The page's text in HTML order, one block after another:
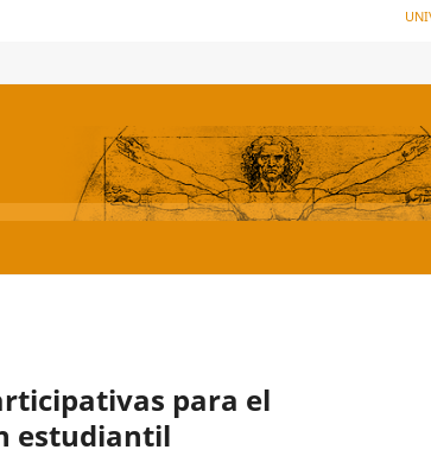
para el
estudiantil